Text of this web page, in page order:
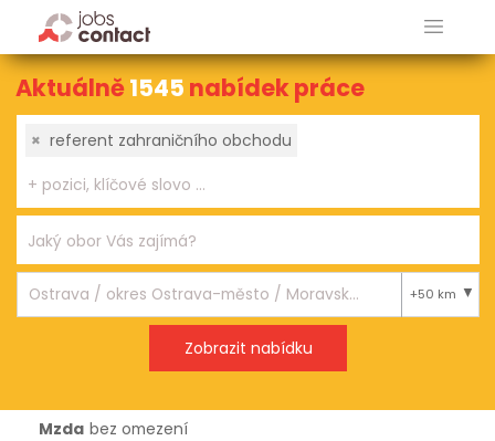
Aktuálně1545 nabídek práce
× referent zahraničního obchodu
+50 km
Mzda bez omezení